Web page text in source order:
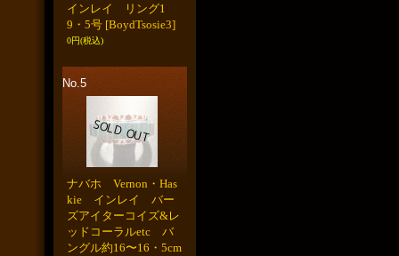
インレイ リング1
9・5号 [BoydTsosie3]
0円(税込)
No.5
ナバホ Vernon・Has
kie インレイ バー
ズアイターコイズ&レ
ッドコーラルetc バ
ングル約16〜16・5cm